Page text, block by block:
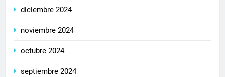
diciembre 2024
noviembre 2024
octubre 2024
septiembre 2024